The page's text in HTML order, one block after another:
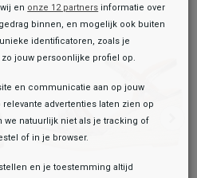
en onze 12 partners informatie over
binnen, en mogelijk ook buiten
identificatoren, zoals je
jouw persoonlijke profiel op.
en communicatie aan op jouw
advertenties laten zien op
we natuurlijk niet als je tracking of
of in je browser.
en je toestemming altijd